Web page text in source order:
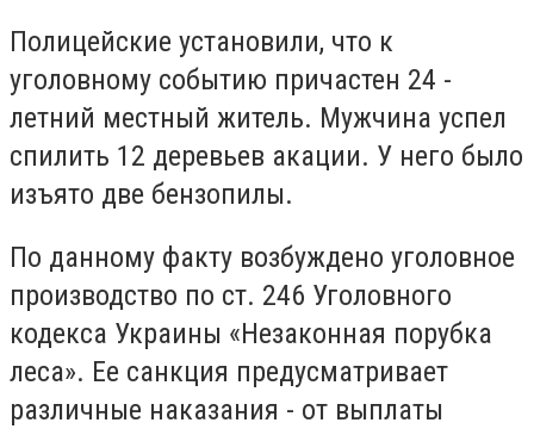
Полицейские установили, что к
уголовному событию причастен 24 -
летний местный житель. Мужчина успел
спилить 12 деревьев акации. У него было
изъято две бензопилы.
По данному факту возбуждено уголовное
производство по ст. 246 Уголовного
кодекса Украины «Незаконная порубка
леса». Ее санкция предусматривает
различные наказания - от выплаты